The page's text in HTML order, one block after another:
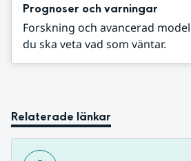
Prognoser och varningar
Forskning och avancerad
du ska veta vad som väntar.
Relaterade länkar